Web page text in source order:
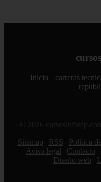
Inicio carreras
© 2026
Sitemap
RSS Política
Aviso legal
Contacto
Diseño web